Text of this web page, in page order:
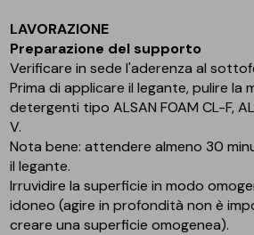
LAVORAZIONE
Preparazione del supporto
Verificare in sede l'aderenza al
Prima di applicare il legante, pulire la
detergenti tipo ALSAN FOAM CL-F,
V.
Nota bene: attendere almeno 30
il legante.
Irruvidire la superficie in modo
idoneo (agire in profondità non è
creare una superficie omogenea).